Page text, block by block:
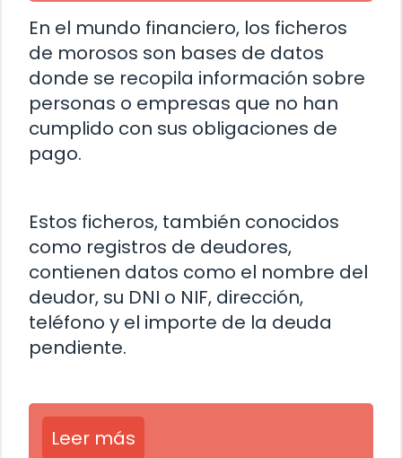
En el mundo financiero, los ficheros
de morosos son bases de datos
donde se recopila información sobre
personas o empresas que no han
cumplido con sus obligaciones de
pago.
Estos ficheros, también conocidos
como registros de deudores,
contienen datos como el nombre del
deudor, su DNI o NIF, dirección,
teléfono y el importe de la deuda
pendiente.
Leer más